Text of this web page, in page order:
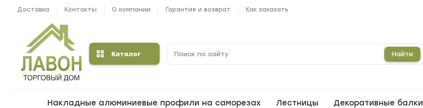
Доставка Контакты О компании Гарантия и возврат Как заказать
Каталог Найти
Накладные алюминиевые профили на саморезах Лестницы Декоративные балки